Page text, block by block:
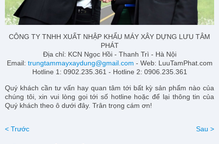
CÔNG TY TNHH XUẤT NHẬP KHẨU MÁY XÂY DỰNG LƯU TÂM
PHÁT
Địa chỉ: KCN Ngọc Hồi - Thanh Trì - Hà Nội
Email: trungtammayxaydung@gmail.com - Web: LuuTamPhat.com
Hotline 1: 0902.235.361 - Hotline 2: 0906.235.361
Quý khách cần tư vấn hay quan tâm tới bất kỳ sản phẩm nào của
chúng tôi, xin vui lòng gọi tới số hotline hoặc để lại thông tin của
Quý khách theo ô dưới đây. Trân trọng cám ơn!
< Trước Sau >